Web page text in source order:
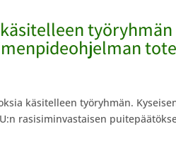
työryhmän
käsitelleen työryhmän.
rasisiminvastaisen